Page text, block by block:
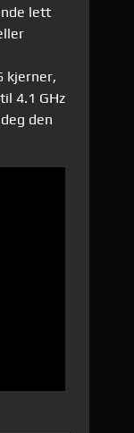
lett
kjerner,
4.1 GHz
den